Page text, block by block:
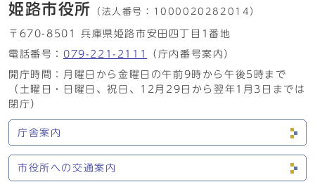
姫路市役所 （法人番号： 1000020282014）
〒670-8501 兵庫県姫路市安田四丁目1番地
電話番号： 079-221-2111
（庁内番号案内）
開庁時間：月曜日から金曜日の午前9時から午後5時まで
（土曜日・日曜日、祝日、12月29日から翌年1月3日までは
閉庁）
庁舎案内
市役所への交通案内